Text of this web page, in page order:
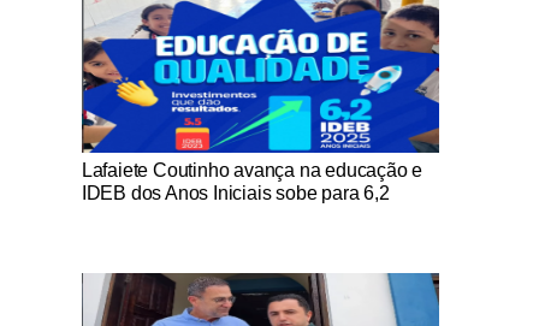
Notícias Católicas
Lafaiete Coutinho avança na educação e
IDEB dos Anos Iniciais sobe para 6,2